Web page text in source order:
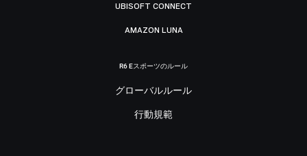
UBISOFT CONNECT
AMAZON LUNA
R6 Eスポーツのルール
グローバルルール
行動規範